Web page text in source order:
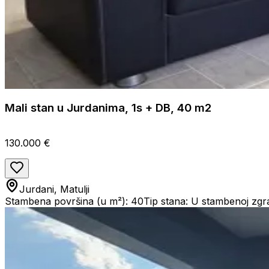
Mali stan u Jurdanima, 1s + DB, 40 m2
130.000 €
Jurdani, Matulji
Stambena površina (u m²): 40Tip stana: U stambenoj